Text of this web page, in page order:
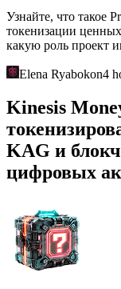
Узнайте, что такое
токенизации ценных
какую роль проект
Elena Ryabokon4
Kinesis
KAG и
цифровых